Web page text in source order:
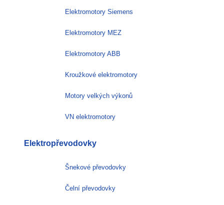
Elektromotory Siemens
Elektromotory MEZ
Elektromotory ABB
Kroužkové elektromotory
Motory velkých výkonů
VN elektromotory
Elektropřevodovky
Šnekové převodovky
Čelní převodovky